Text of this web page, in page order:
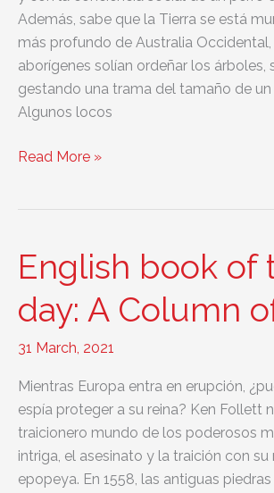
Además, sabe que la Tierra se está
más profundo de Australia
aborígenes solían ordeñar los árboles,
gestando una trama del tamaño de un
Algunos locos
English
Stark:
Satirical
Thriller
Read More »
English book of
day: A Column
31 March, 2021
Mientras Europa entra en erupción,
espía proteger a su reina? Ken Follett
traicionero mundo de los poderosos
intriga, el asesinato y la traición con
epopeya. En 1558, las antiguas